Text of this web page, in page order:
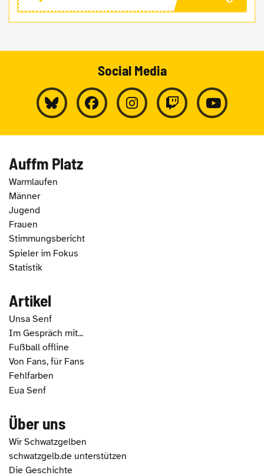
Social Media
Auffm Platz
Warmlaufen
Männer
Jugend
Frauen
Stimmungsbericht
Spieler im Fokus
Statistik
Artikel
Unsa Senf
Im Gespräch mit...
Fußball offline
Von Fans, für Fans
Fehlfarben
Eua Senf
Über uns
Wir Schwatzgelben
schwatzgelb.de unterstützen
Die Geschichte